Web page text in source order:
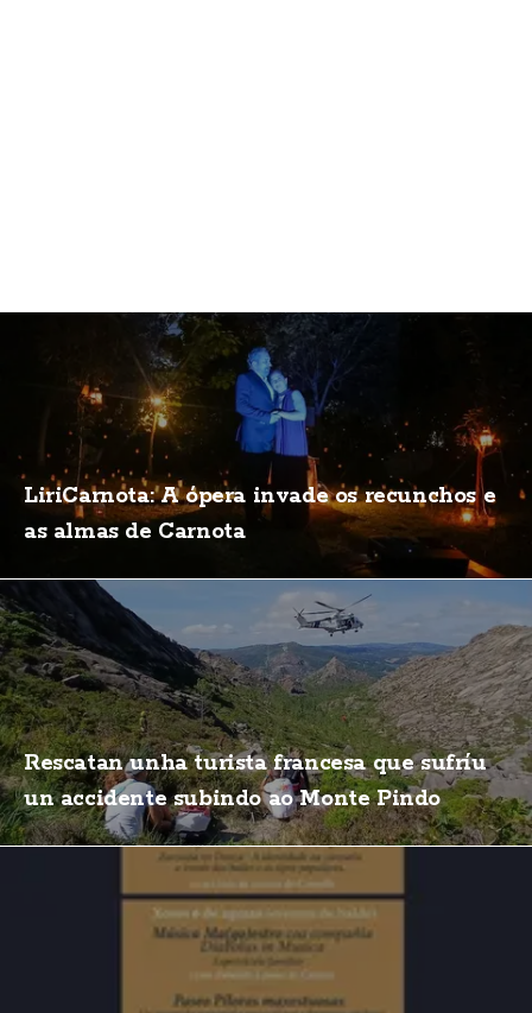
LiriCarnota: A ópera invade os recunchos e
as almas de Carnota
Rescatan unha turista francesa que sufríu
un accidente subindo ao Monte Pindo